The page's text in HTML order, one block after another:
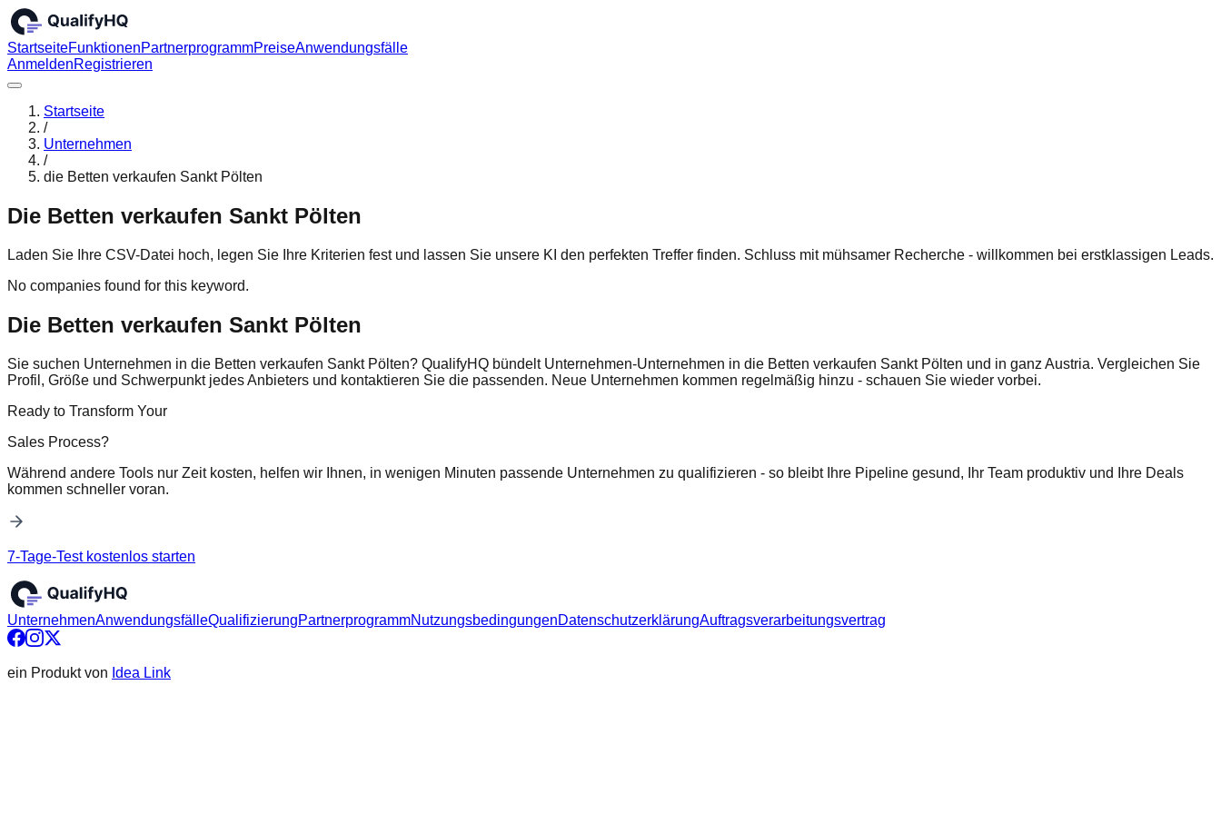
StartseiteFunktionenPartnerprogrammPreiseAnwendungsfälle
AnmeldenRegistrieren
Startseite
/
Unternehmen
/
die Betten verkaufen Sankt Pölten
Die Betten verkaufen Sankt Pölten
Laden Sie Ihre CSV-Datei hoch, legen Sie Ihre Kriterien fest und lassen Sie unsere KI den perfekten Treffer finden. Schluss mit mühsamer Recherche - willkommen bei erstklassigen Leads.
No companies found for this keyword.
Die Betten verkaufen Sankt Pölten
Sie suchen Unternehmen in die Betten verkaufen Sankt Pölten? QualifyHQ bündelt Unternehmen-Unternehmen in die Betten verkaufen Sankt Pölten und in ganz Austria. Vergleichen Sie
Profil, Größe und Schwerpunkt jedes Anbieters und kontaktieren Sie die passenden. Neue Unternehmen kommen regelmäßig hinzu - schauen Sie wieder vorbei.
Ready to Transform Your
Sales Process?
Während andere Tools nur Zeit kosten, helfen wir Ihnen, in wenigen Minuten passende Unternehmen zu qualifizieren - so bleibt Ihre Pipeline gesund, Ihr Team produktiv und Ihre Deals
kommen schneller voran.
7-Tage-Test kostenlos starten
UnternehmenAnwendungsfälleQualifizierungPartnerprogrammNutzungsbedingungenDatenschutzerklärungAuftragsverarbeitungsvertrag
ein Produkt von Idea Link